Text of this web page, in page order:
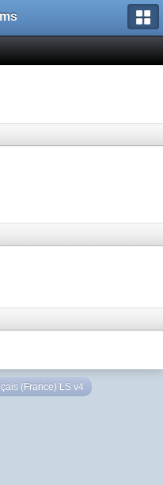
(France) LS v4